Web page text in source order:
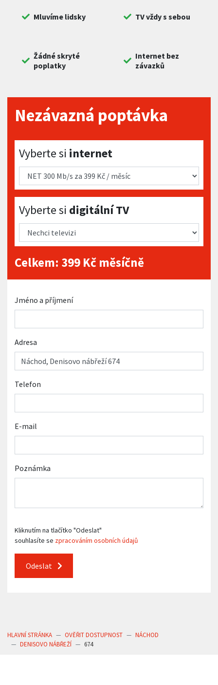
Mluvíme lidsky TV vždy s sebou
Žádné skryté
poplatky
Internet bez
závazků
Nezávazná poptávka
Vyberte si internet
Vyberte si internet
Vyberte si digitální TV
Vyberte si digitální TV
Celkem: 399 Kč měsíčně
Jméno a příjmení
Adresa
Telefon
E-mail
Poznámka
Kliknutím na tlačítko "Odeslat"
souhlasíte se zpracováním osobních údajů
Odeslat
HLAVNÍ STRÁNKA OVĚŘIT DOSTUPNOST
NÁCHOD
DENISOVO NÁBŘEŽÍ
674